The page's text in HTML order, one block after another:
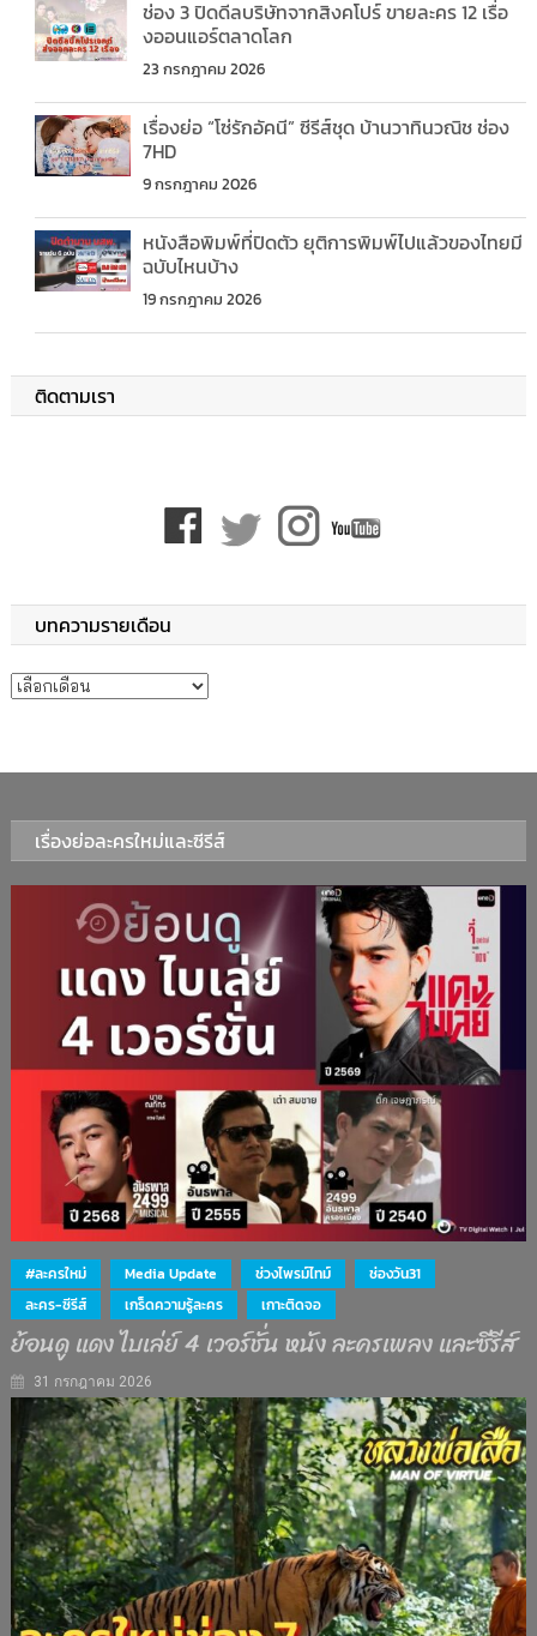
ช่อง 3 ปิดดีลบริษัทจากสิงคโปร์ ขายละคร 12 เรื่อ
งออนแอร์ตลาดโลก
23 กรกฎาคม 2026
เรื่องย่อ “โซ่รักอัคนี” ซีรีส์ชุด บ้านวาทินวณิช ช่อง
7HD
9 กรกฎาคม 2026
หนังสือพิมพ์ที่ปิดตัว ยุติการพิมพ์ไปแล้วของไทยมี
ฉบับไหนบ้าง
19 กรกฎาคม 2026
ติดตามเรา
บทความรายเดือน
บทความรายเดือน
เรื่องย่อละครใหม่และซีรีส์
#ละครใหม่ Media Update ช่วงไพรม์ไทม์
ช่องวัน31
ละคร-ซีรีส์
เกร็ดความรู้ละคร เกาะติดจอ
ย้อนดู แดง ไบเล่ย์ 4 เวอร์ชั่น หนัง ละครเพลง และซีรีส์
31 กรกฎาคม 2026